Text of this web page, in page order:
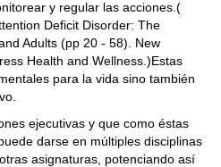
y regular las acciones.(
Deficit Disorder: The
Adults (pp 20 - 58). New
Health and Wellness.)Estas
para la vida sino también
ejecutivas y que como éstas
darse en múltiples disciplinas
asignaturas, potenciando así